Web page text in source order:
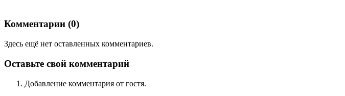
Комментарии (0)
Здесь ещё нет оставленных комментариев.
Оставьте свой комментарий
Добавление комментария от гостя.